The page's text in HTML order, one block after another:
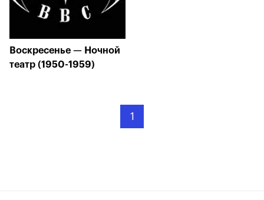
Воскресенье — Ночной
театр (1950-1959)
1